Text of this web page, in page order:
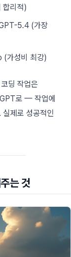
리적)
5.4 (가장
가성비 최강)
딩 작업은
로 — 작업에
제로 성공적인
는 것